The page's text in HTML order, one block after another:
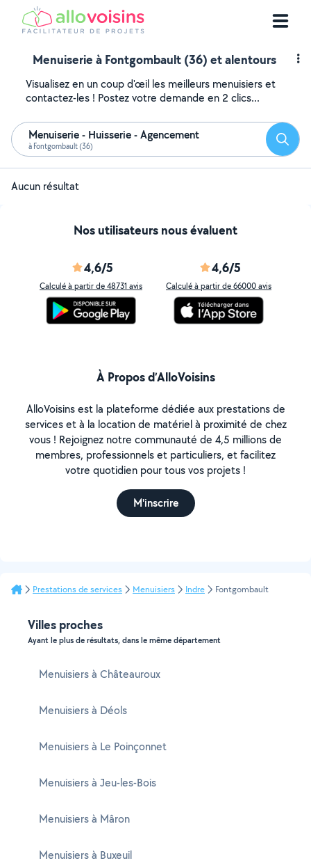
Menuiserie à Fontgombault (36) et alentours
Visualisez en un coup d'œil les meilleurs menuisiers et
contactez-les ! Postez votre demande en 2 clics...
Menuiserie - Huisserie - Agencement
à Fontgombault (36)
Aucun résultat
Nos utilisateurs nous évaluent
4,6/5
Calculé à partir de 48731 avis
4,6/5
Calculé à partir de 66000 avis
À Propos d’AlloVoisins
AlloVoisins est la plateforme dédiée aux prestations de
services et à la location de matériel à proximité de chez
vous ! Rejoignez notre communauté de 4,5 millions de
membres, professionnels et particuliers, et facilitez
votre quotidien pour tous vos projets !
M'inscrire
Prestations de services Menuisiers Indre Fontgombault
Villes proches
Ayant le plus de résultats, dans le même département
Menuisiers à Châteauroux
Menuisiers à Déols
Menuisiers à Le Poinçonnet
Menuisiers à Jeu-les-Bois
Menuisiers à Mâron
Menuisiers à Buxeuil